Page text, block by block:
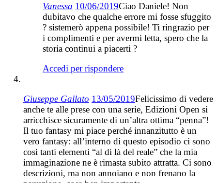
Vanessa 10/06/2019Ciao Daniele! Non
dubitavo che qualche errore mi fosse sfuggito
? sistemerò appena possibile! Ti ringrazio per
i complimenti e per avermi letta, spero che la
storia continui a piacerti ?
Accedi per rispondere
Giuseppe Gallato 13/05/2019Felicissimo di vedere
anche te alle prese con una serie, Edizioni Open si
arricchisce sicuramente di un’altra ottima “penna”!
Il tuo fantasy mi piace perché innanzitutto è un
vero fantasy: all’interno di questo episodio ci sono
così tanti elementi “al di là del reale” che la mia
immaginazione ne è rimasta subito attratta. Ci sono
descrizioni, ma non annoiano e non frenano la